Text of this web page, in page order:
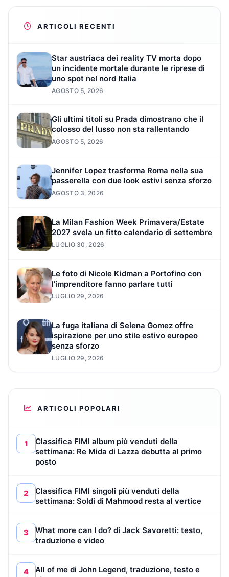
ARTICOLI RECENTI
Star austriaca dei reality TV morta dopo
un incidente mortale durante le riprese di
uno spot nel nord Italia
AGOSTO 5, 2026
Gli ultimi titoli su Prada dimostrano che il
colosso del lusso non sta rallentando
AGOSTO 5, 2026
Jennifer Lopez trasforma Roma nella sua
passerella con due look estivi senza sforzo
AGOSTO 3, 2026
La Milan Fashion Week Primavera/Estate
2027 svela un fitto calendario di settembre
LUGLIO 30, 2026
Le foto di Nicole Kidman a Portofino con
l’imprenditore fanno parlare tutti
LUGLIO 29, 2026
La fuga italiana di Selena Gomez offre
ispirazione per uno stile estivo europeo
senza sforzo
LUGLIO 29, 2026
ARTICOLI POPOLARI
1
Classifica FIMI album più venduti della
settimana: Re Mida di Lazza debutta al primo
posto
2
Classifica FIMI singoli più venduti della
settimana: Soldi di Mahmood resta al vertice
3
What more can I do? di Jack Savoretti: testo,
traduzione e video
4
All of me di John Legend, traduzione, testo e